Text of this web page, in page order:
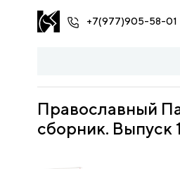
+7(977)905-58-01
Православный
сборник. Выпуск